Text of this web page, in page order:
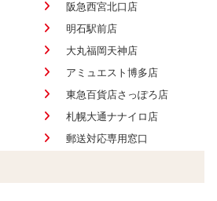
阪急西宮北口店
明石駅前店
大丸福岡天神店
アミュエスト博多店
東急百貨店さっぽろ店
札幌大通ナナイロ店
郵送対応専用窓口